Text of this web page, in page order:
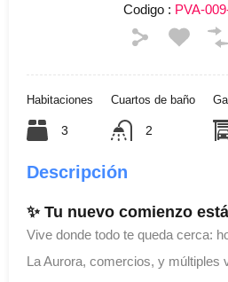
Codigo : PVA-
Habitaciones
3
Cuartos de baño
2
Descripción
✨ Tu nuevo comienzo
Vive donde todo te queda cerca:
La Aurora, comercios, y múltiples